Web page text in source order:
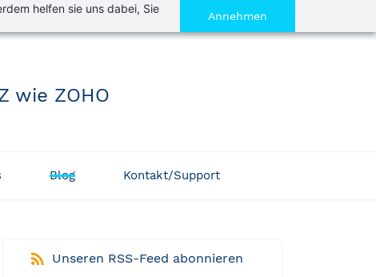
helfen sie uns dabei, Sie
Annehmen
wie ZOHO
Blog Kontakt/Support
Unseren RSS-Feed abonnieren